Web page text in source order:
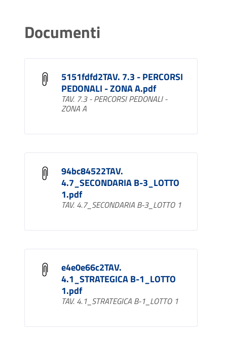
Documenti
5151fdfd2TAV. 7.3 - PERCORSI
PEDONALI - ZONA A.pdf
TAV. 7.3 - PERCORSI PEDONALI -
ZONA A
94bc84522TAV.
4.7_SECONDARIA B-3_LOTTO
1.pdf
TAV. 4.7_SECONDARIA B-3_LOTTO 1
e4e0e66c2TAV.
4.1_STRATEGICA B-1_LOTTO
1.pdf
TAV. 4.1_STRATEGICA B-1_LOTTO 1